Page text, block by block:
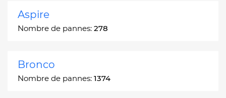
Aspire
Nombre de pannes: 278
Bronco
Nombre de pannes: 1374